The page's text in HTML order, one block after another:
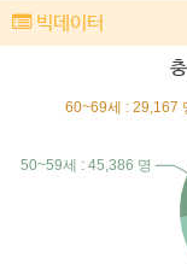
빅데이터